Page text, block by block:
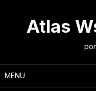
Atlas
MENU